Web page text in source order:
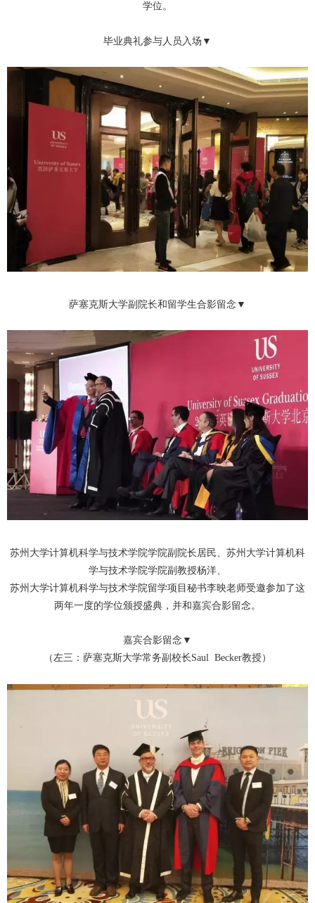
学位。
毕业典礼参与人员入场▼
萨塞克斯大学副院长和留学生合影留念▼
苏州大学计算机科学与技术学院学院副院长居民、苏州大学计算机科
学与技术学院学院副教授杨洋、
苏州大学计算机科学与技术学院留学项目秘书李映老师受邀参加了这
两年一度的学位颁授盛典，并和嘉宾合影留念。
嘉宾合影留念▼
（左三：萨塞克斯大学常务副校长Saul Becker教授）